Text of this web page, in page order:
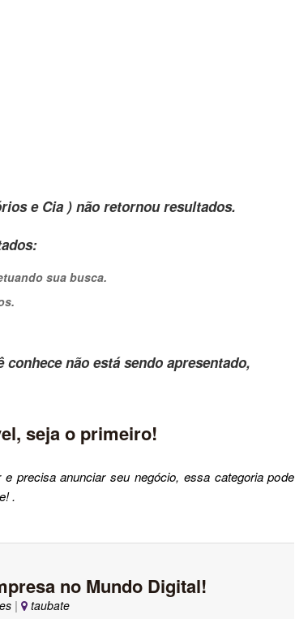
e Cia ) não retornou resultados.
sua busca.
não está sendo apresentado,
seja o primeiro!
precisa anunciar seu negócio, essa categoria pode
.
no Mundo Digital!
|
taubate